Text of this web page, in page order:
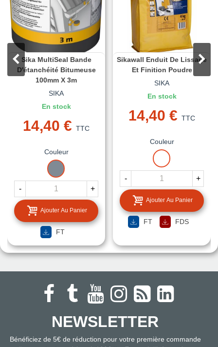
Sika MultiSeal Bande
D'étanchéité Bitumeuse
100mm X 3m
SIKA
En stock
14,40 € TTC
Couleur
GRIS
- +
Ajouter Au Panier
FT
Sikawall Enduit De Lissage
Et Finition Poudre
SIKA
En stock
14,40 € TTC
Couleur
BLANC
- +
Ajouter Au Panier
FT FDS
NEWSLETTER
Bénéficiez de 5€ de réduction pour votre première commande